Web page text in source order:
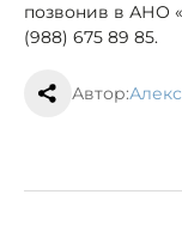
позвонив в АНО
(988) 675 89 85.
Автор: